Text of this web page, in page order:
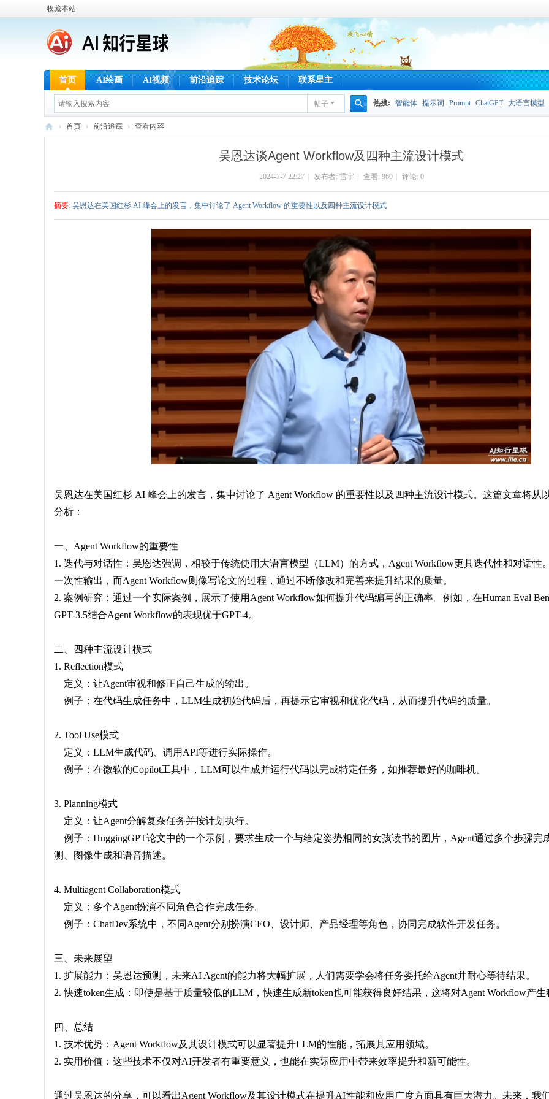
收藏本站
首页 AI绘画 AI视频 前沿追踪 技术论坛 联系星主
帖子
索
热搜: 智能体 提示词 Prompt ChatGPT 大语言模型
› 首页 › 前沿追踪 › 查看内容
吴恩达谈Agent Workflow及四种主流设计模式
2024-7-7 22:27 发布者: 雷宇 查看: 969 评论: 0
摘要: 吴恩达在美国红杉 AI 峰会上的发言，集中讨论了 Agent Workflow 的重要性以及四种主流设计模式
吴恩达在美国红杉 AI 峰会上的发言，集中讨论了 Agent Workflow 的重要性以及四种主流设计模式。这篇文章将从
分析：
一、Agent Workflow的重要性
1. 迭代与对话性：吴恩达强调，相较于传统使用大语言模型（LLM）的方式，Agent Workflow更具迭代性和对话性
一次性输出，而Agent Workflow则像写论文的过程，通过不断修改和完善来提升结果的质量。
2. 案例研究：通过一个实际案例，展示了使用Agent Workflow如何提升代码编写的正确率。例如，在Human Eval
GPT-3.5结合Agent Workflow的表现优于GPT-4。
二、四种主流设计模式
1. Reflection模式
定义：让Agent审视和修正自己生成的输出。
例子：在代码生成任务中，LLM生成初始代码后，再提示它审视和优化代码，从而提升代码的质量。
2. Tool Use模式
定义：LLM生成代码、调用API等进行实际操作。
例子：在微软的Copilot工具中，LLM可以生成并运行代码以完成特定任务，如推荐最好的咖啡机。
3. Planning模式
定义：让Agent分解复杂任务并按计划执行。
例子：HuggingGPT论文中的一个示例，要求生成一个与给定姿势相同的女孩读书的图片，Agent通过多个步骤完
测、图像生成和语音描述。
4. Multiagent Collaboration模式
定义：多个Agent扮演不同角色合作完成任务。
例子：ChatDev系统中，不同Agent分别扮演CEO、设计师、产品经理等角色，协同完成软件开发任务。
三、未来展望
1. 扩展能力：吴恩达预测，未来AI Agent的能力将大幅扩展，人们需要学会将任务委托给Agent并耐心等待结果。
2. 快速token生成：即使是基于质量较低的LLM，快速生成新token也可能获得良好结果，这将对Agent Workflow产生
四、总结
1. 技术优势：Agent Workflow及其设计模式可以显著提升LLM的性能，拓展其应用领域。
2. 实用价值：这些技术不仅对AI开发者有重要意义，也能在实际应用中带来效率提升和新可能性。
通过吴恩达的分享，可以看出Agent Workflow及其设计模式在提升AI性能和应用广度方面具有巨大潜力。未来，我